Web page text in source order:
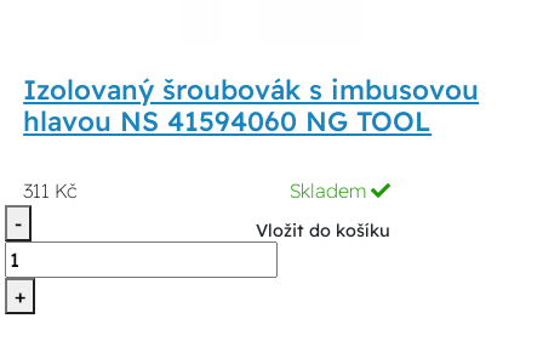
Izolovaný šroubovák s imbusovou
hlavou NS 41594060 NG TOOL
311 Kč
Skladem
-
+
Vložit do košíku